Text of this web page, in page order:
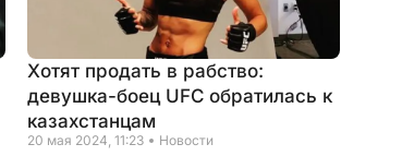
Хотят продать в рабство:
девушка-боец UFC обратилась к
казахстанцам
20 мая 2024, 11:23 Новости